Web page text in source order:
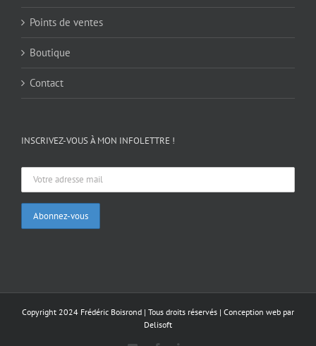
Points de ventes
Boutique
Contact
INSCRIVEZ-VOUS À MON INFOLETTRE !
Copyright 2024 Frédéric Boisrond | Tous droits réservés | Conception web par
Delisoft